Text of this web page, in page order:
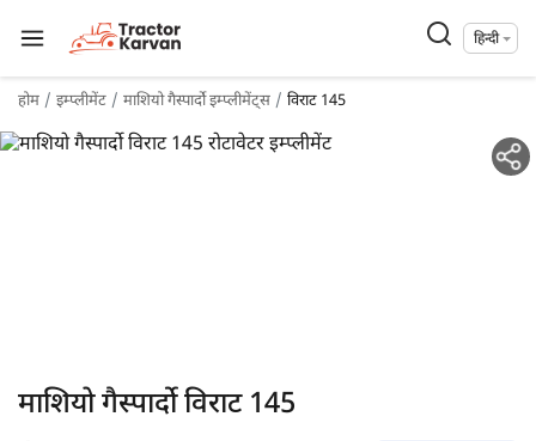
हिन्दी
होम इम्प्लीमेंट माशियो गैस्पार्दो इम्प्लीमेंट्स विराट 145
माशियो गैस्पार्दो विराट 145